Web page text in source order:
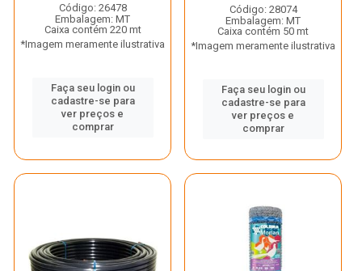
Código: 26478
Embalagem: MT
Caixa contém 220 mt
*Imagem meramente ilustrativa
Faça seu login ou
cadastre-se para
ver preços e
comprar
Código: 28074
Embalagem: MT
Caixa contém 50 mt
*Imagem meramente ilustrativa
Faça seu login ou
cadastre-se para
ver preços e
comprar